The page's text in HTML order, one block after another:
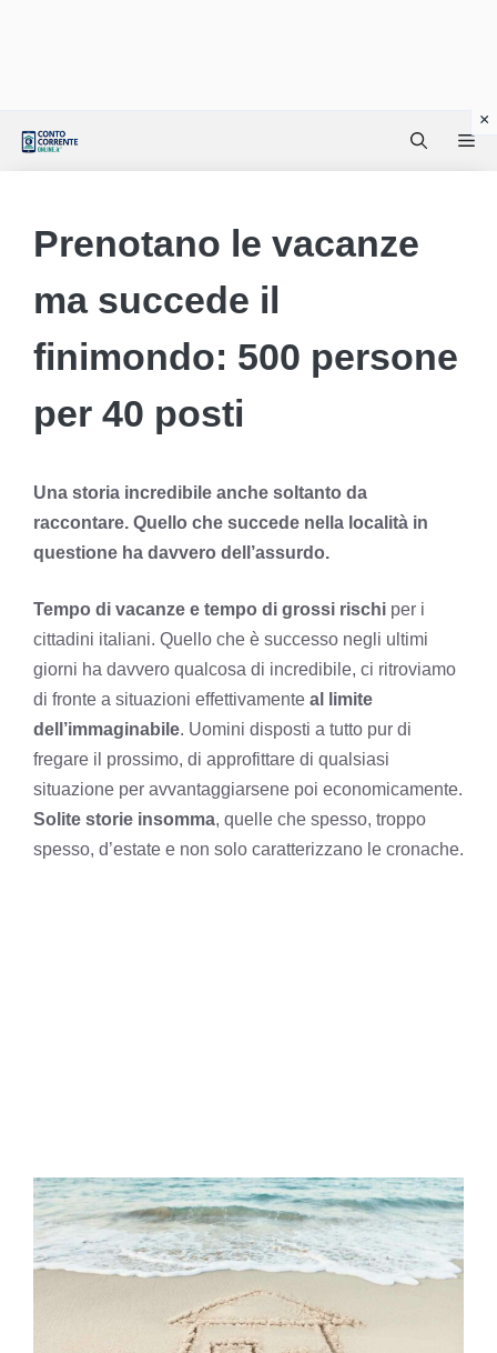
Prenotano le vacanze
ma succede il
finimondo: 500 persone
per 40 posti
Una storia incredibile anche soltanto da
raccontare. Quello che succede nella località in
questione ha davvero dell’assurdo.
Tempo di vacanze e tempo di grossi rischi per i
cittadini italiani. Quello che è successo negli ultimi
giorni ha davvero qualcosa di incredibile, ci ritroviamo
di fronte a situazioni effettivamente al limite
dell’immaginabile. Uomini disposti a tutto pur di
fregare il prossimo, di approfittare di qualsiasi
situazione per avvantaggiarsene poi economicamente.
Solite storie insomma, quelle che spesso, troppo
spesso, d’estate e non solo caratterizzano le cronache.